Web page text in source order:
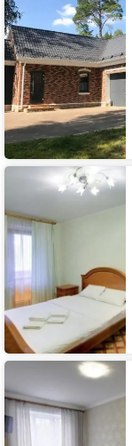
Gingerbread
house
Апартаменты
Апартаменты
7